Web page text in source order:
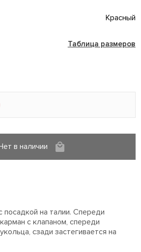
Красный
Таблица размеров
в наличии
посадкой на талии. Спереди
с клапаном, спереди
сзади застегивается на